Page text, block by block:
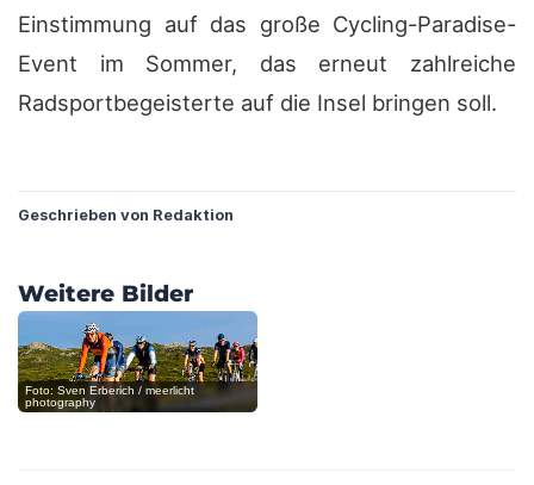
Einstimmung auf das große Cycling-Paradise-
Event im Sommer, das erneut zahlreiche
Radsportbegeisterte auf die Insel bringen soll.
?
?
?
?
Geschrieben von Redaktion
Weitere Bilder
Foto: Sven Erberich / meerlicht
photography